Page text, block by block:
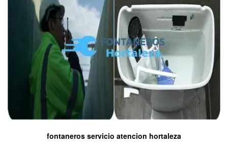
fontaneros servicio atencion hortaleza